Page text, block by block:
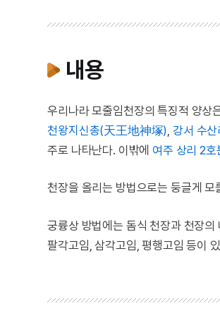
내용
우리나라 모줄임천장의 특징적 양상
천왕지신총(天王地神塚) 강서 수
주로 나타난다. 이밖에 여주 상리 2호
천장을 올리는 방법으로는 둥글게
궁륭상 방법에는 돔식 천장과 천장
팔각고임, 삼각고임, 평행고임 등이